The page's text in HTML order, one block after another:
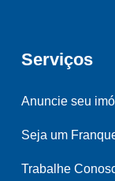
Serviços
Anuncie seu
Seja um
Trabalhe